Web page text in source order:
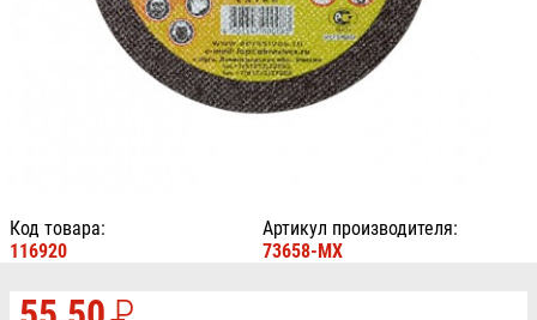
Код товара:
116920
Артикул производителя:
73658-MX